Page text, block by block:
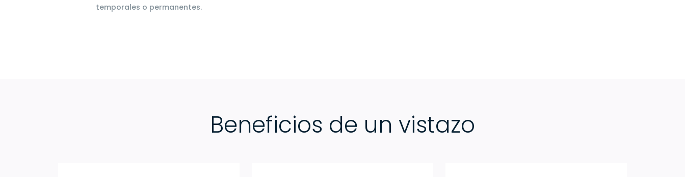
temporales o permanentes.
Beneficios de un vistazo